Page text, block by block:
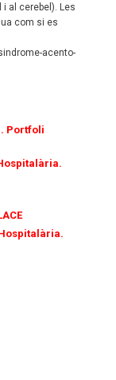
al cerebel). Les
com si es
acento-
Portfoli